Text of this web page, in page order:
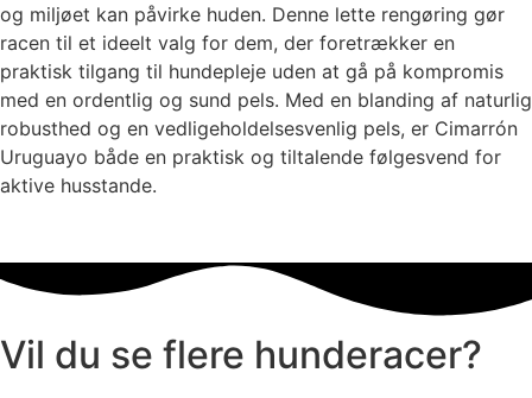
og miljøet kan påvirke huden. Denne lette rengøring gør
racen til et ideelt valg for dem, der foretrækker en
praktisk tilgang til hundepleje uden at gå på kompromis
med en ordentlig og sund pels. Med en blanding af naturlig
robusthed og en vedligeholdelsesvenlig pels, er Cimarrón
Uruguayo både en praktisk og tiltalende følgesvend for
aktive husstande.
Vil du se flere hunderacer?